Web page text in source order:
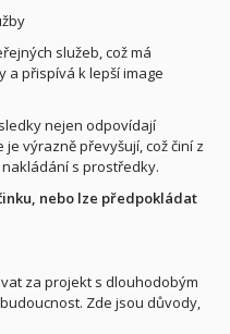
služeb, což má
přispívá k lepší image
nejen odpovídají
výrazně převyšují, což činí z
s prostředky.
nebo lze předpokládat
za projekt s dlouhodobým
Zde jsou důvody,